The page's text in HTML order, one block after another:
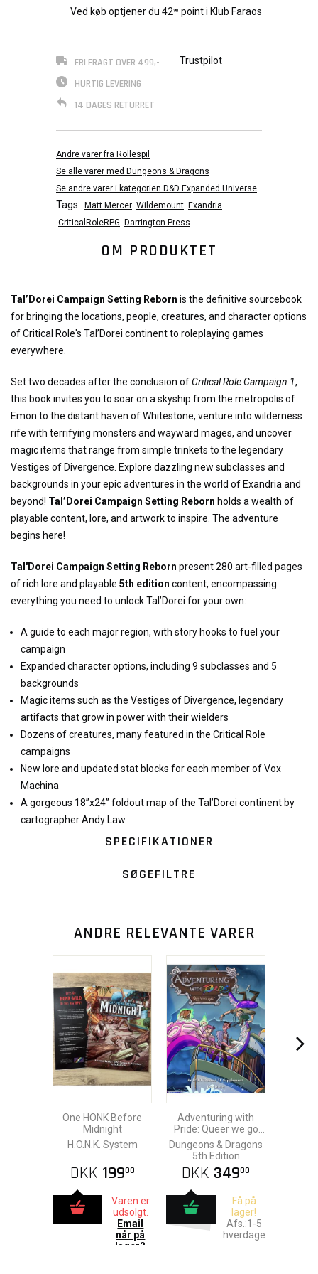
Ved køb optjener du 4290 point i Klub Faraos
FRI FRAGT OVER 499,-
HURTIG LEVERING
14 DAGES RETURRET
Trustpilot
Andre varer fra Rollespil
Se alle varer med Dungeons & Dragons
Se andre varer i kategorien D&D Expanded Universe
Tags: Matt Mercer Wildemount Exandria
CriticalRoleRPG
Darrington Press
OM PRODUKTET
Tal’Dorei Campaign Setting Reborn is the definitive sourcebook
for bringing the locations, people, creatures, and character options
of Critical Role's Tal’Dorei continent to roleplaying games
everywhere.
Set two decades after the conclusion ofCritical Role Campaign 1,
this book invites you to soar on a skyship from the metropolis of
Emon to the distant haven of Whitestone, venture into wilderness
rife with terrifying monsters and wayward mages, and uncover
magic items that range from simple trinkets to the legendary
Vestiges of Divergence. Explore dazzling new subclasses and
backgrounds in your epic adventures in the world of Exandria and
beyond! Tal’Dorei Campaign Setting Reborn holds a wealth of
playable content, lore, and artwork to inspire. The adventure
begins here!
Tal'Dorei Campaign Setting Reborn present 280 art-filled pages
of rich lore and playable 5th edition content, encompassing
everything you need to unlock Tal’Dorei for your own:
A guide to each major region, with story hooks to fuel your
campaign
Expanded character options, including 9 subclasses and 5
backgrounds
Magic items such as the Vestiges of Divergence, legendary
artifacts that grow in power with their wielders
Dozens of creatures, many featured in the Critical Role
campaigns
New lore and updated stat blocks for each member of Vox
Machina
A gorgeous 18”x24” foldout map of the Tal’Dorei continent by
cartographer Andy Law
SPECIFIKATIONER
SØGEFILTRE
ANDRE RELEVANTE VARER
One HONK Before
Midnight
H.O.N.K. System
DKK 19900
Varen er
udsolgt.
Email
når på
lager?
Adventuring with
Pride: Queer we go
Again!
Dungeons & Dragons
5th Edition
DKK 34900
Få på
lager!
Afs.:1-5
hverdage